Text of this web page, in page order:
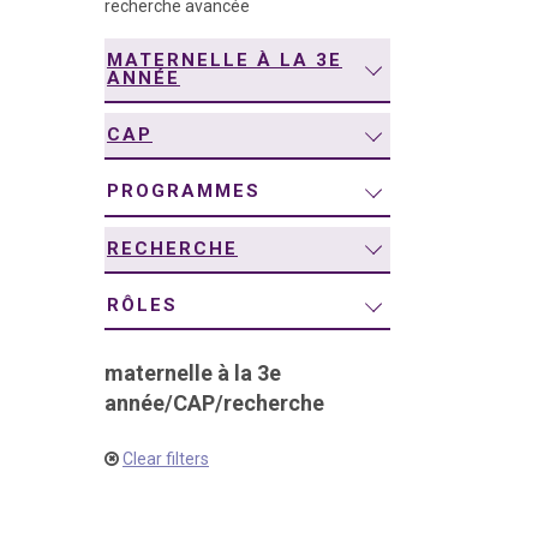
recherche avancée
MATERNELLE À LA 3E
ANNÉE
CAP
PROGRAMMES
RECHERCHE
RÔLES
maternelle à la 3e
année/CAP/recherche
Clear filters